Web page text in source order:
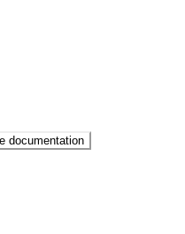
documentation